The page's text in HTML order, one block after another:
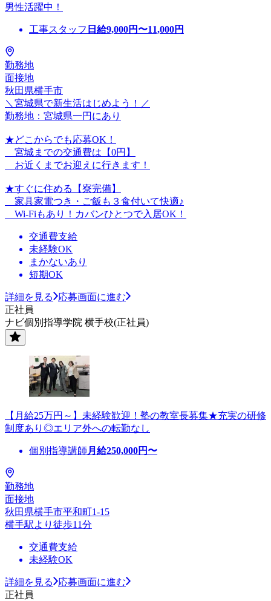
男性活躍中！
工事スタッフ 日給9,000円〜11,000円
勤務地
面接地
秋田県横手市
＼宮城県で新生活はじめよう！／
勤務地：宮城県一円にあり
★どこからでも応募OK！
宮城までの交通費は【0円】
お近くまでお迎えに行きます！
★すぐに住める【寮完備】
家具家電つき・ご飯も３食付いて快適♪
Wi-Fiもあり！カバンひとつで入居OK！
交通費支給
未経験OK
まかないあり
短期OK
詳細を見る
応募画面に進む
正社員
ナビ個別指導学院 横手校(正社員)
【月給25万円～】未経験歓迎！塾の教室長募集★充実の研修
制度あり◎エリア外への転勤なし
個別指導講師 月給250,000円〜
勤務地
面接地
秋田県横手市平和町1-15
横手駅より徒歩11分
交通費支給
未経験OK
詳細を見る
応募画面に進む
正社員